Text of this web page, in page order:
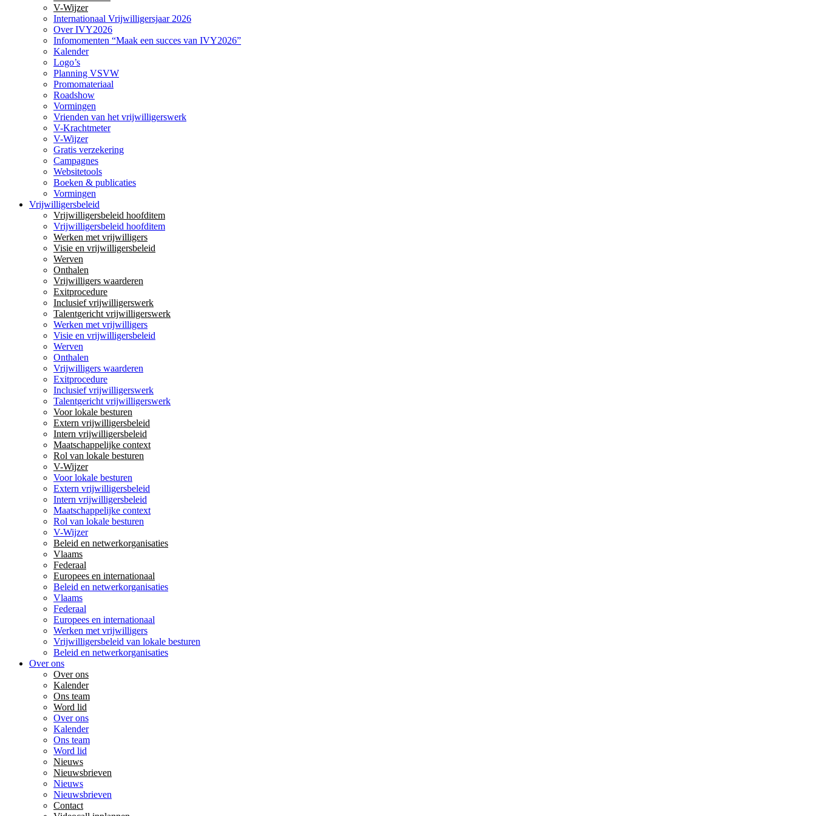
V-Wijzer
Internationaal Vrijwilligersjaar 2026
Over IVY2026
Infomomenten “Maak een succes van IVY2026”
Kalender
Logo’s
Planning VSVW
Promomateriaal
Roadshow
Vormingen
Vrienden van het vrijwilligerswerk
V-Krachtmeter
V-Wijzer
Gratis verzekering
Campagnes
Websitetools
Boeken & publicaties
Vormingen
Vrijwilligersbeleid
Vrijwilligersbeleid hoofditem
Vrijwilligersbeleid hoofditem
Werken met vrijwilligers
Visie en vrijwilligersbeleid
Werven
Onthalen
Vrijwilligers waarderen
Exitprocedure
Inclusief vrijwilligerswerk
Talentgericht vrijwilligerswerk
Werken met vrijwilligers
Visie en vrijwilligersbeleid
Werven
Onthalen
Vrijwilligers waarderen
Exitprocedure
Inclusief vrijwilligerswerk
Talentgericht vrijwilligerswerk
Voor lokale besturen
Extern vrijwilligersbeleid
Intern vrijwilligersbeleid
Maatschappelijke context
Rol van lokale besturen
V-Wijzer
Voor lokale besturen
Extern vrijwilligersbeleid
Intern vrijwilligersbeleid
Maatschappelijke context
Rol van lokale besturen
V-Wijzer
Beleid en netwerkorganisaties
Vlaams
Federaal
Europees en internationaal
Beleid en netwerkorganisaties
Vlaams
Federaal
Europees en internationaal
Werken met vrijwilligers
Vrijwilligersbeleid van lokale besturen
Beleid en netwerkorganisaties
Over ons
Over ons
Kalender
Ons team
Word lid
Over ons
Kalender
Ons team
Word lid
Nieuws
Nieuwsbrieven
Nieuws
Nieuwsbrieven
Contact